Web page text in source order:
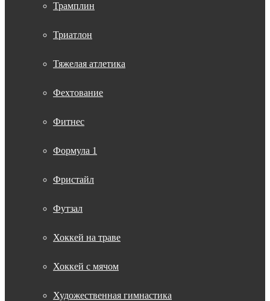
Трамплин
Триатлон
Тяжелая атлетика
Фехтование
Фитнес
Формула 1
Фристайл
Футзал
Хоккей на траве
Хоккей с мячом
Художественная гимнастика